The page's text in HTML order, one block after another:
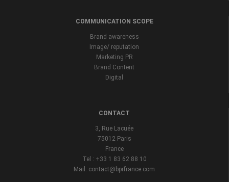
COMMUNICATION SCOPE
Brand awareness
Image/ reputation
Marketing PR
Brand Content
Digital
CONTACT
3, Rue Lacuée
75012 Paris
France
Tel : +33 1 83 62 88 10
Mail: contact@bprfrance.com